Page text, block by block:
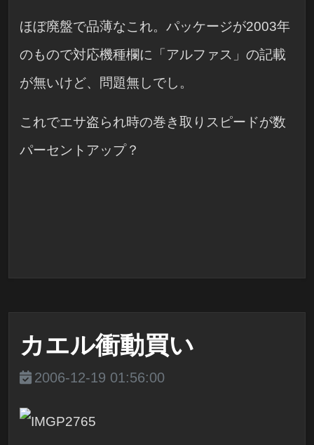
ほぼ廃盤で品薄なこれ。パッケージが2003年
のもので対応機種欄に「アルファス」の記載
が無いけど、問題無しでし。
これでエサ盗られ時の巻き取りスピードが数
パーセントアップ？
カエル衝動買い
2006-12-19 01:56:00